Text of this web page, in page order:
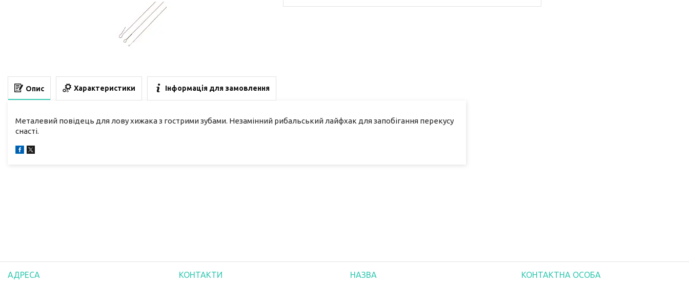
Опис Характеристики Інформація для замовлення
Металевий повідець для лову хижака з гострими зубами. Незамінний рибальський лайфхак для запобігання перекусу
снасті.